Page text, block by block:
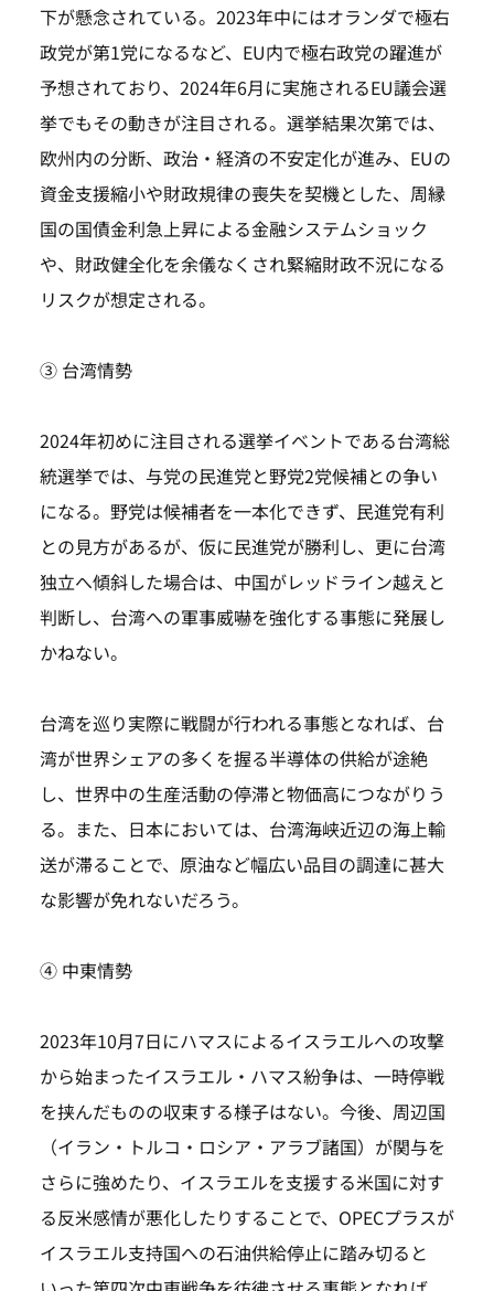
下が懸念されている。2023年中にはオランダで極右
政党が第1党になるなど、EU内で極右政党の躍進が
予想されており、2024年6月に実施されるEU議会選
挙でもその動きが注目される。選挙結果次第では、
欧州内の分断、政治・経済の不安定化が進み、EUの
資金支援縮小や財政規律の喪失を契機とした、周縁
国の国債金利急上昇による金融システムショック
や、財政健全化を余儀なくされ緊縮財政不況になる
リスクが想定される。
③ 台湾情勢
2024年初めに注目される選挙イベントである台湾総
統選挙では、与党の民進党と野党2党候補との争い
になる。野党は候補者を一本化できず、民進党有利
との見方があるが、仮に民進党が勝利し、更に台湾
独立へ傾斜した場合は、中国がレッドライン越えと
判断し、台湾への軍事威嚇を強化する事態に発展し
かねない。
台湾を巡り実際に戦闘が行われる事態となれば、台
湾が世界シェアの多くを握る半導体の供給が途絶
し、世界中の生産活動の停滞と物価高につながりう
る。また、日本においては、台湾海峡近辺の海上輸
送が滞ることで、原油など幅広い品目の調達に甚大
な影響が免れないだろう。
④ 中東情勢
2023年10月7日にハマスによるイスラエルへの攻撃
から始まったイスラエル・ハマス紛争は、一時停戦
を挟んだものの収束する様子はない。今後、周辺国
（イラン・トルコ・ロシア・アラブ諸国）が関与を
さらに強めたり、イスラエルを支援する米国に対す
る反米感情が悪化したりすることで、OPECプラスが
イスラエル支持国への石油供給停止に踏み切ると